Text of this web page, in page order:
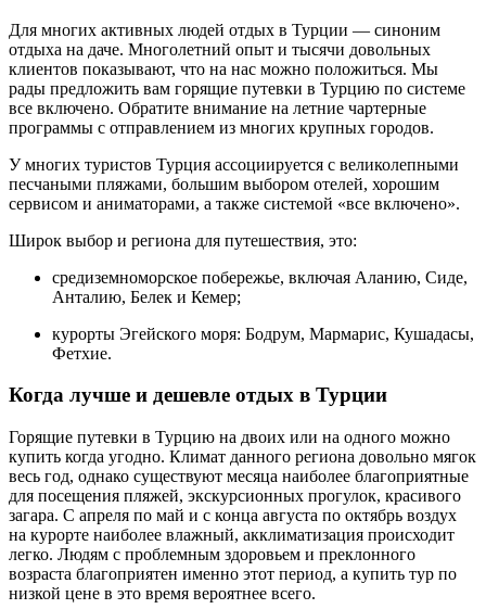
Для многих активных людей отдых в Турции — синоним
отдыха на даче. Многолетний опыт и тысячи довольных
клиентов показывают, что на нас можно положиться. Мы
рады предложить вам горящие путевки в Турцию по системе
все включено. Обратите внимание на летние чартерные
программы с отправлением из многих крупных городов.
У многих туристов Турция ассоциируется с великолепными
песчаными пляжами, большим выбором отелей, хорошим
сервисом и аниматорами, а также системой «все включено».
Широк выбор и региона для путешествия, это:
средиземноморское побережье, включая Аланию, Сиде,
Анталию, Белек и Кемер;
курорты Эгейского моря: Бодрум, Мармарис, Кушадасы,
Фетхие.
Когда лучше и дешевле отдых в Турции
Горящие путевки в Турцию на двоих или на одного можно
купить когда угодно. Климат данного региона довольно мягок
весь год, однако существуют месяца наиболее благоприятные
для посещения пляжей, экскурсионных прогулок, красивого
загара. С апреля по май и с конца августа по октябрь воздух
на курорте наиболее влажный, акклиматизация происходит
легко. Людям с проблемным здоровьем и преклонного
возраста благоприятен именно этот период, а купить тур по
низкой цене в это время вероятнее всего.